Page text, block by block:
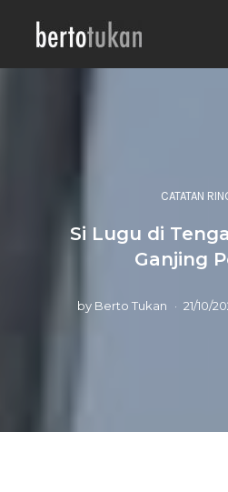
CATATAN
Si Lugu di
Ganjing
by Berto Tukan 21/10/